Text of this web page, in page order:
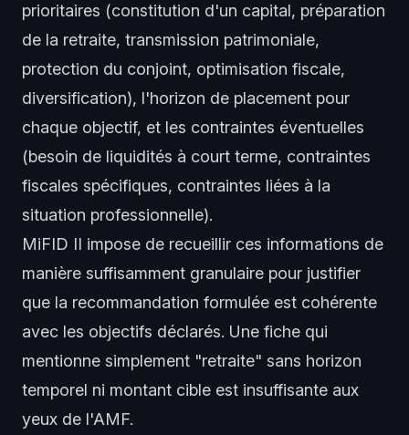
prioritaires (constitution d'un capital, préparation
de la retraite, transmission patrimoniale,
protection du conjoint, optimisation fiscale,
diversification), l'horizon de placement pour
chaque objectif, et les contraintes éventuelles
(besoin de liquidités à court terme, contraintes
fiscales spécifiques, contraintes liées à la
situation professionnelle).
MiFID II impose de recueillir ces informations de
manière suffisamment granulaire pour justifier
que la recommandation formulée est cohérente
avec les objectifs déclarés. Une fiche qui
mentionne simplement "retraite" sans horizon
temporel ni montant cible est insuffisante aux
yeux de l'AMF.